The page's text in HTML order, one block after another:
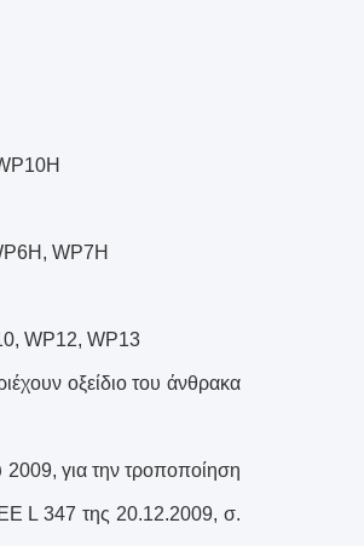
WP7H
WP12, WP13
οξείδιο του άνθρακα
για την τροποποίηση
L 347 της 20.12.2009, σ.